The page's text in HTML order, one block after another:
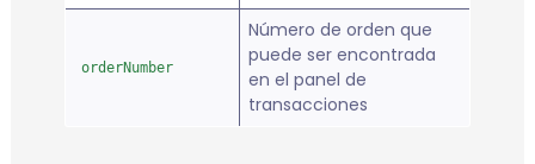
orderNumber
Número de orden que
puede ser encontrada
en el panel de
transacciones